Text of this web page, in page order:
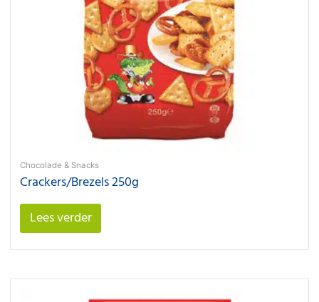
Chocolade & Snacks
Crackers/Brezels 250g
Lees verder